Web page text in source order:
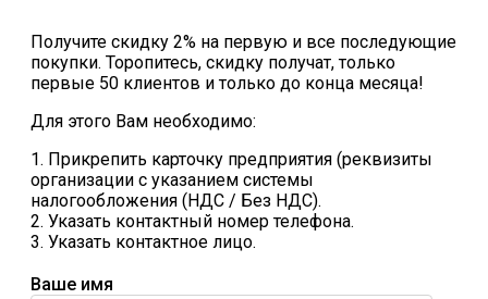
Получите скидку 2% на первую и все последующие
покупки. Торопитесь, скидку получат, только
первые 50 клиентов и только до конца месяца!
Для этого Вам необходимо:
1. Прикрепить карточку предприятия (реквизиты
организации с указанием системы
налогообложения (НДС / Без НДС).
2. Указать контактный номер телефона.
3. Указать контактное лицо.
Ваше имя